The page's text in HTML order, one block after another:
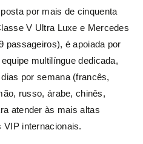
por mais de cinquenta
V Ultra Luxe e Mercedes
passageiros), é apoiada por
multilíngue dedicada,
por semana (francês,
russo, árabe, chinês,
atender às mais altas
internacionais.